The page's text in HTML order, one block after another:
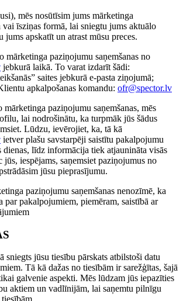
mēs nosūtīsim jums mārketinga
vai īsziņas formā, lai sniegtu jums aktuālo
apskatīt un atrast mūsu preces.
mārketinga paziņojumu saņemšanas no
jebkurā laikā. To varat izdarīt šādi:
saites jebkurā e-pasta ziņojumā;
apkalpošanas komandu: ofr@spector.lv
mārketinga paziņojumu saņemšanas, mēs
lai nodrošinātu, ka turpmāk jūs šādus
Lūdzu, ievērojiet, ka, tā kā
ietver plašu savstarpēji saistītu pakalpojumu
dienas, līdz informācija tiek atjaunināta visās
jūs, iespējams, saņemsiet paziņojumus no
jūsu pieprasījumu.
paziņojumu saņemšanas nenozīmē, ka
par pakalpojumiem, piemēram, saistībā ar
sniegts jūsu tiesību pārskats atbilstoši datu
Tā kā dažas no tiesībām ir sarežģītas, šajā
galvenie aspekti. Mēs lūdzam jūs iepazīties
aktiem un vadlīnijām, lai saņemtu pilnīgu